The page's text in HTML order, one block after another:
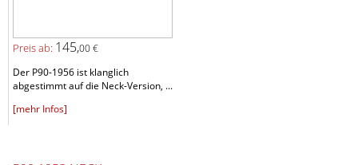
Preis ab: 145,00 €
Der P90-1956 ist klanglich
abgestimmt auf die Neck-Version, ...
[mehr Infos]